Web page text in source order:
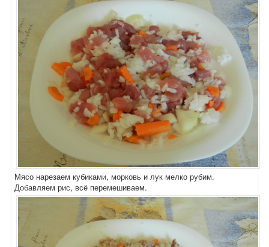
Мясо нарезаем кубиками, морковь и лук мелко рубим.
Добавляем рис, всё перемешиваем.